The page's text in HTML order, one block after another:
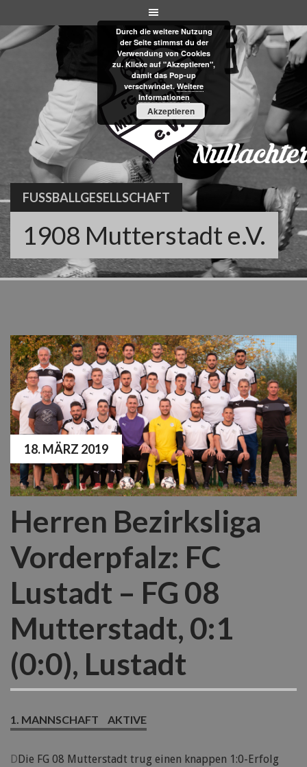
to
content
FUSSBALLGESELLSCHAFT
1908 Mutterstadt e.V.
Herren Bezirksliga
Vorderpfalz: FC
Lustadt – FG 08
Mutterstadt, 0:1
(0:0), Lustadt
1. MANNSCHAFT AKTIVE
18. MÄRZ 2019
D Die FG 08 Mutterstadt trug einen knappen 1:0-Erfolg
Durch die weitere Nutzung
der Seite stimmst du der
Verwendung von Cookies
zu. Klicke auf "Akzeptieren",
damit das Pop-up
verschwindet.Weitere
Informationen
Akzeptieren